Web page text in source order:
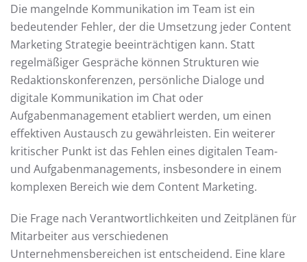
Die mangelnde Kommunikation im Team ist ein
bedeutender Fehler, der die Umsetzung jeder Content
Marketing Strategie beeinträchtigen kann. Statt
regelmäßiger Gespräche können Strukturen wie
Redaktionskonferenzen, persönliche Dialoge und
digitale Kommunikation im Chat oder
Aufgabenmanagement etabliert werden, um einen
effektiven Austausch zu gewährleisten. Ein weiterer
kritischer Punkt ist das Fehlen eines digitalen Team-
und Aufgabenmanagements, insbesondere in einem
komplexen Bereich wie dem Content Marketing.
Die Frage nach Verantwortlichkeiten und Zeitplänen für
Mitarbeiter aus verschiedenen
Unternehmensbereichen ist entscheidend. Eine klare